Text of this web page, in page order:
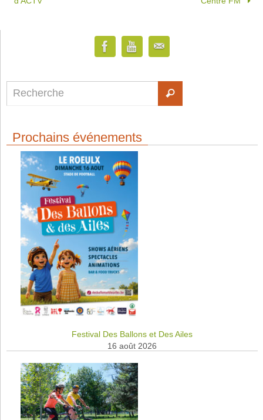
Prochains événements
Festival Des Ballons et Des Ailes
16 août 2026